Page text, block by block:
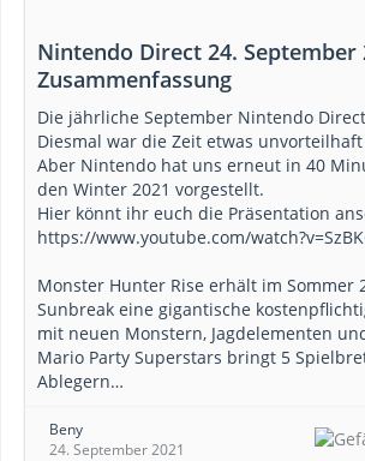
Nintendo Direct 24. September
Zusammenfassung
Die jährliche September Nintendo
Diesmal war die Zeit etwas
Aber Nintendo hat uns erneut in 40
den Winter 2021 vorgestellt.
Hier könnt ihr euch die Präsentation
https://www.youtube.com/
Monster Hunter Rise erhält im Sommer
Sunbreak eine gigantische
mit neuen Monstern, Jagdelementen
Mario Party Superstars bringt 5
Ablegern…
Beny
24. September 2021